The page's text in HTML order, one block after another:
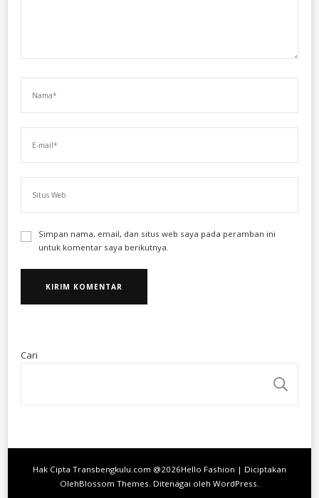
Simpan nama, email, dan situs web saya pada peramban ini
untuk komentar saya berikutnya.
Cari
Hak Cipta Transbengkulu.com @2026Hello Fashion | Diciptakan
OlehBlossom Themes . Ditenagai oleh WordPress